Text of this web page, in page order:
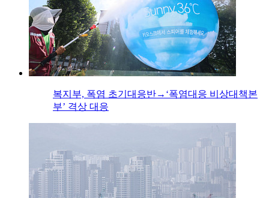
복지부, 폭염 초기대응반→‘폭염대응 비상대책본
부’ 격상 대응